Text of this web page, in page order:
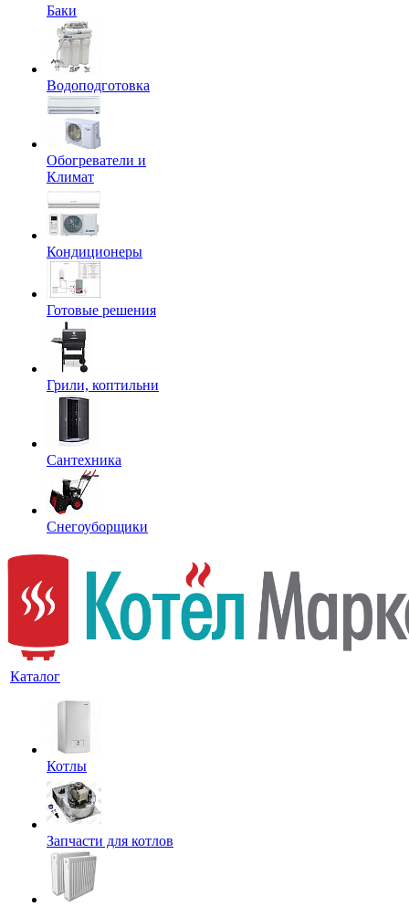
Баки
Водоподготовка
Обогреватели и
Климат
Кондиционеры
Готовые решения
Грили, коптильни
Сантехника
Снегоуборщики
Каталог
Котлы
Запчасти для котлов